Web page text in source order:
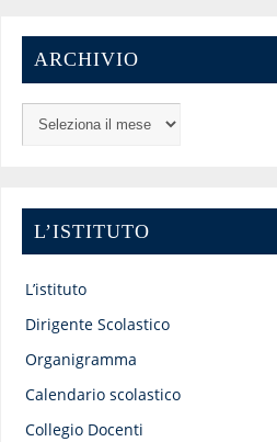
ARCHIVIO
L’ISTITUTO
L’istituto
Dirigente Scolastico
Organigramma
Calendario scolastico
Collegio Docenti